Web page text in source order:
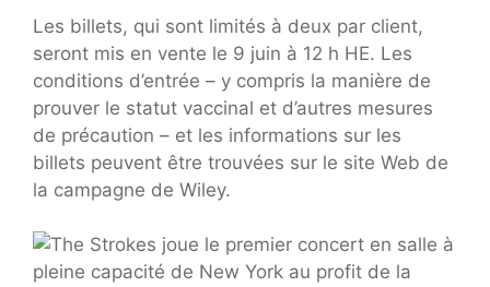
Les billets, qui sont limités à deux par client,
seront mis en vente le 9 juin à 12 h HE. Les
conditions d’entrée – y compris la manière de
prouver le statut vaccinal et d’autres mesures
de précaution – et les informations sur les
billets peuvent être trouvées sur le site Web de
la campagne de Wiley.